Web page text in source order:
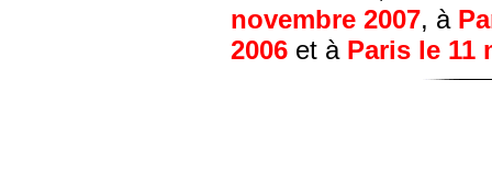
novembre 2007, à
2006 et à Paris le 11